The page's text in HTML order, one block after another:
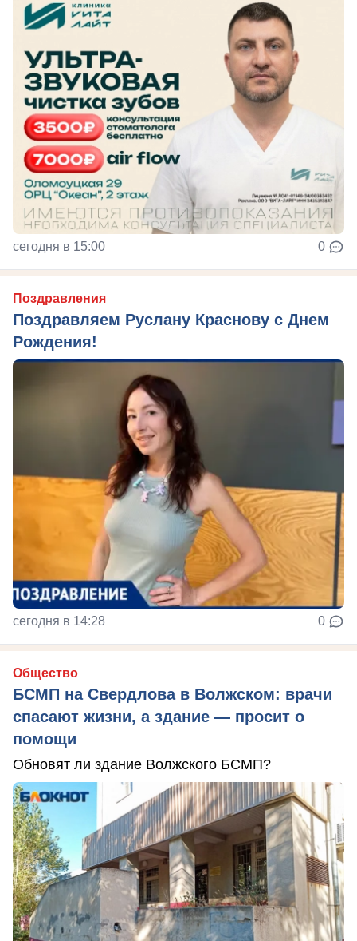
сегодня в 15:00 0
Поздравления
Поздравляем Руслану Краснову с Днем
Рождения!
сегодня в 14:28 0
Общество
БСМП на Свердлова в Волжском: врачи
спасают жизни, а здание — просит о
помощи
Обновят ли здание Волжского БСМП?